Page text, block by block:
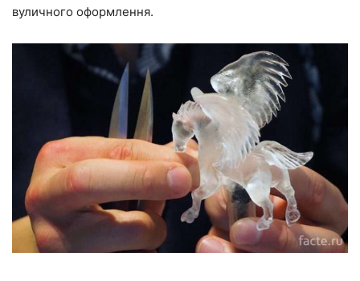
вуличного оформлення.